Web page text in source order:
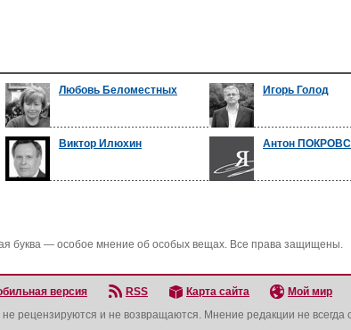
Любовь Беломестных Игорь Голод
Виктор Илюхин Антон
буква — особое мнение об особых вещах. Все права защищены.
версия RSS Карта сайта Мой мир
не рецензируются и не возвращаются. Мнение редакции не